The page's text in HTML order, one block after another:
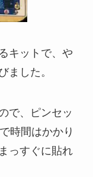
キットで、や
ました。
で、ピンセッ
時間はかかり
っすぐに貼れ